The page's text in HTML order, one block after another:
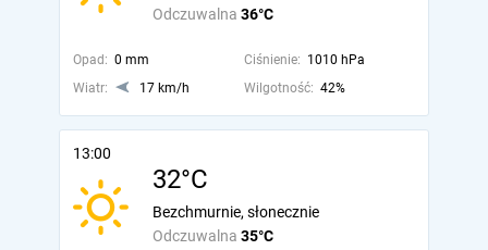
Odczuwalna 36°C
Opad: 0 mm Ciśnienie: 1010 hPa
Wiatr:
17 km/h Wilgotność: 42%
13:00
32°C
Odczuwalna 35°C
Bezchmurnie, słonecznie